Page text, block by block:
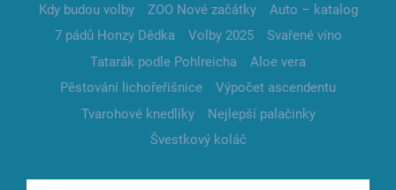
Kdy budou volby
ZOO Nové začátky
Auto – katalog
7 pádů Honzy Dědka
Volby 2025
Svařené víno
Tatarák podle Pohlreicha
Aloe vera
Pěstování lichořeřišnice
Výpočet ascendentu
Tvarohové knedlíky
Nejlepší palačinky
Švestkový koláč